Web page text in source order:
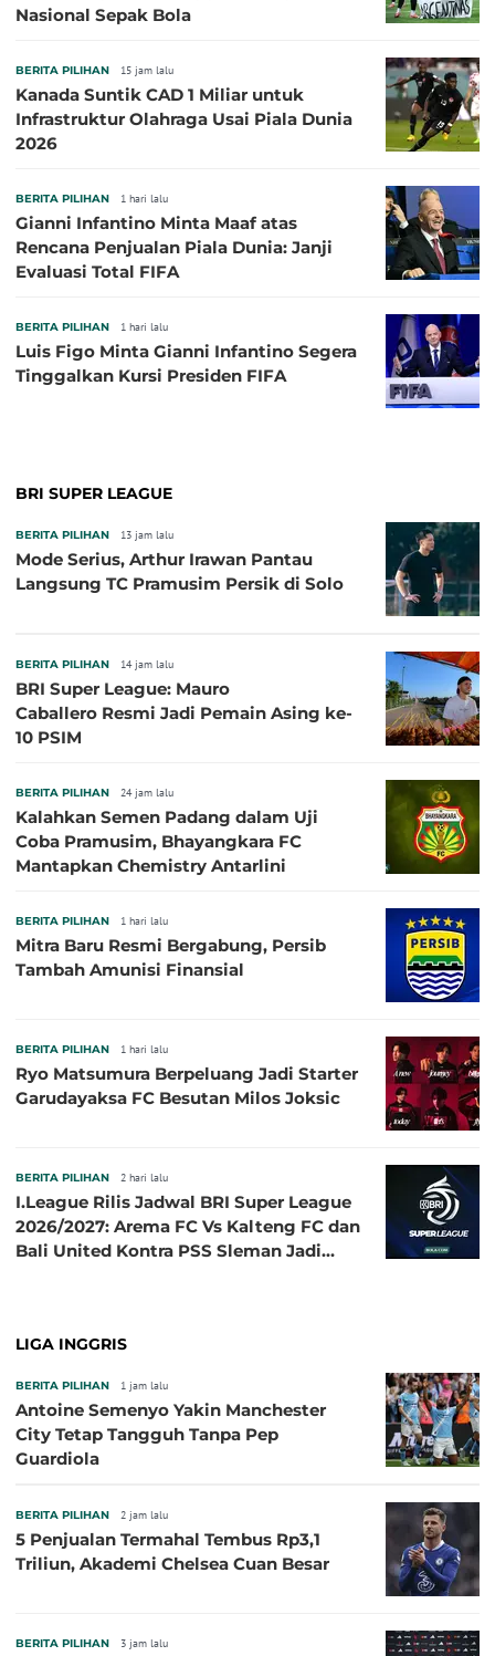
Nasional Sepak Bola
BERITA PILIHAN 15 jam lalu
Kanada Suntik CAD 1 Miliar untuk
Infrastruktur Olahraga Usai Piala Dunia
2026
BERITA PILIHAN 1 hari lalu
Gianni Infantino Minta Maaf atas
Rencana Penjualan Piala Dunia: Janji
Evaluasi Total FIFA
BERITA PILIHAN 1 hari lalu
Luis Figo Minta Gianni Infantino Segera
Tinggalkan Kursi Presiden FIFA
BRI SUPER LEAGUE
BERITA PILIHAN 13 jam lalu
Mode Serius, Arthur Irawan Pantau
Langsung TC Pramusim Persik di Solo
BERITA PILIHAN 14 jam lalu
BRI Super League: Mauro
Caballero Resmi Jadi Pemain Asing ke-
10 PSIM
BERITA PILIHAN 24 jam lalu
Kalahkan Semen Padang dalam Uji
Coba Pramusim, Bhayangkara FC
Mantapkan Chemistry Antarlini
BERITA PILIHAN 1 hari lalu
Mitra Baru Resmi Bergabung, Persib
Tambah Amunisi Finansial
BERITA PILIHAN 1 hari lalu
Ryo Matsumura Berpeluang Jadi Starter
Garudayaksa FC Besutan Milos Joksic
BERITA PILIHAN 2 hari lalu
I.League Rilis Jadwal BRI Super League
2026/2027: Arema FC Vs Kalteng FC dan
Bali United Kontra PSS Sleman Jadi
LIGA INGGRIS
BERITA PILIHAN 1 jam lalu
Antoine Semenyo Yakin Manchester
City Tetap Tangguh Tanpa Pep
Guardiola
BERITA PILIHAN 2 jam lalu
5 Penjualan Termahal Tembus Rp3,1
Triliun, Akademi Chelsea Cuan Besar
BERITA PILIHAN 3 jam lalu